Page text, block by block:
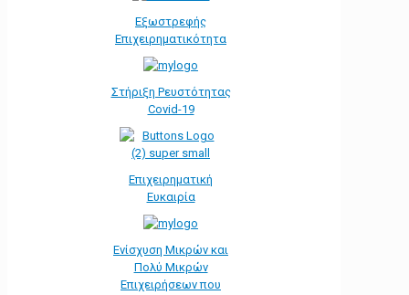
Εξωστρεφής
Επιχειρηματικότητα
Στήριξη Ρευστότητας
Covid-19
Επιχειρηματική
Ευκαιρία
Ενίσχυση Μικρών και
Πολύ Μικρών
Επιχειρήσεων που